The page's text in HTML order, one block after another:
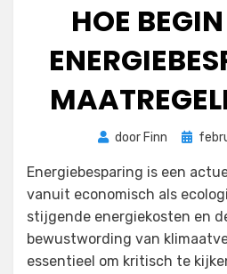
HOE
door Finn
Energiebesparing is een
vanuit economisch als
stijgende energiekosten en
bewustwording van
essentieel om kritisch te